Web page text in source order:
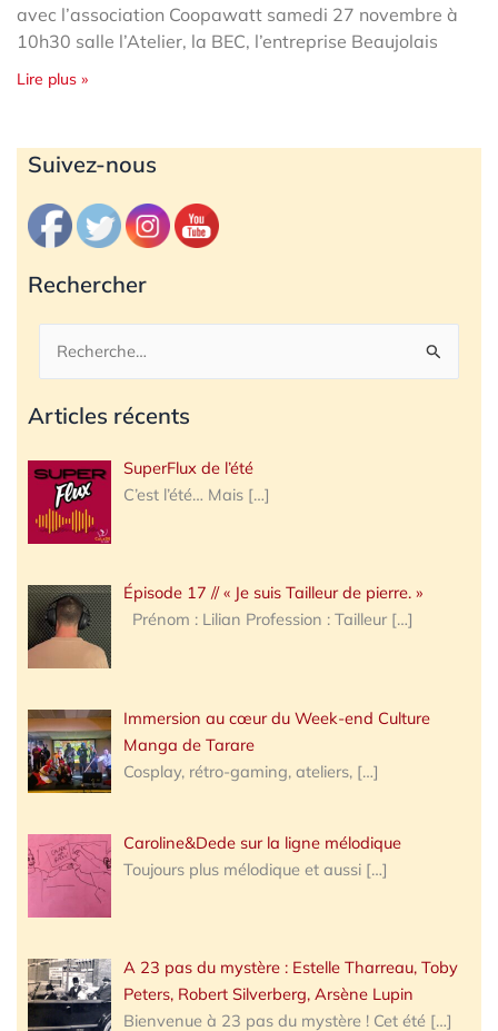
avec l’association Coopawatt samedi 27 novembre à
10h30 salle l’Atelier, la BEC, l’entreprise Beaujolais
Lire plus »
Suivez-nous
Rechercher
Rechercher :
Articles récents
SuperFlux de l’été
C’est l’été… Mais […]
Épisode 17 // « Je suis Tailleur de pierre. »
Prénom : Lilian Profession : Tailleur […]
Immersion au cœur du Week-end Culture
Manga de Tarare
Cosplay, rétro-gaming, ateliers, […]
Caroline&Dede sur la ligne mélodique
Toujours plus mélodique et aussi […]
A 23 pas du mystère : Estelle Tharreau, Toby
Peters, Robert Silverberg, Arsène Lupin
Bienvenue à 23 pas du mystère ! Cet été […]
Archives